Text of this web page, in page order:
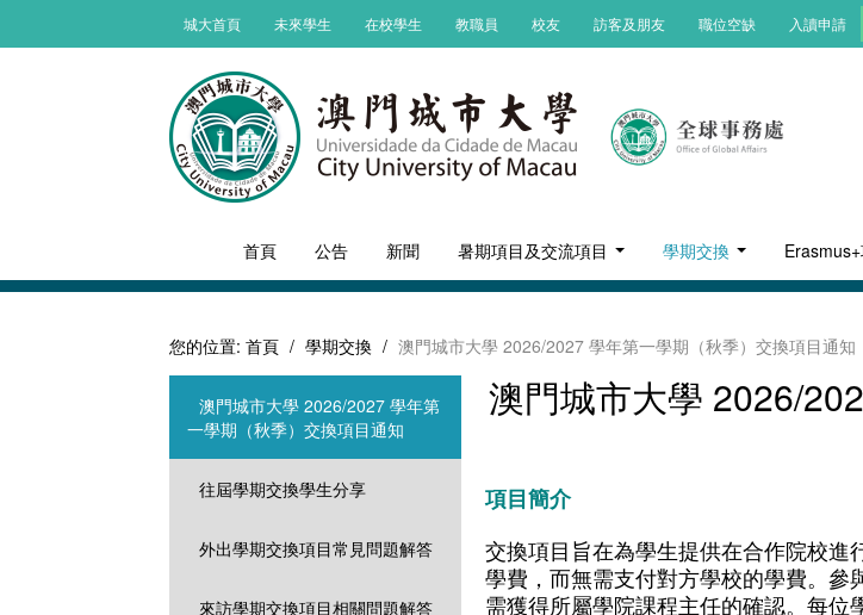
城大首頁 未來學生 在校學生 教職員 校友 訪客及朋友 職位空缺 入讀申請
首頁 公告 新聞 暑期項目及交流項目 學期交換
您的位置: 首頁 / 學期交換 / 澳門城市大學 2026/2027 學年第一學期（秋季）交換項目通知
澳門城市大學 2026/2027 學年第
一學期（秋季）交換項目通知
往屆學期交換學生分享
外出學期交換項目常見問題解答
來訪學期交換項目相關問題解答
澳門城市大學 2026/
項目簡介
交換項目旨在為學生提供在合作院校
學費，而無需支付對方學校的學費。
需獲得所屬學院課程主任的確認。每位